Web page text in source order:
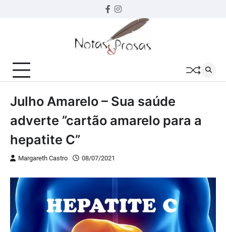
Facebook
instagram
Julho Amarelo – Sua saúde
adverte ”cartão amarelo para a
hepatite C”
Margareth Castro 08/07/2021